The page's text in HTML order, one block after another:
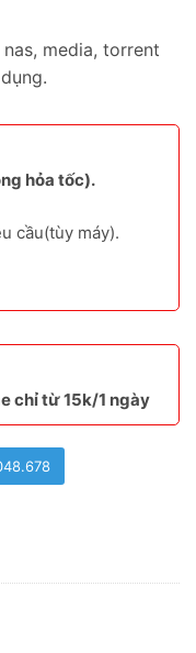
media, torrent
hỏa tốc).
cầu(tùy máy).
chỉ từ 15k/1 ngày